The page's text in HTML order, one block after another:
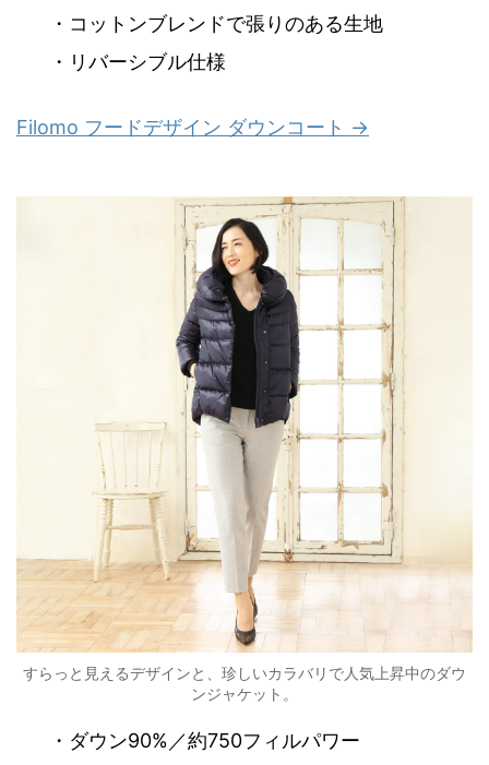
・コットンブレンドで張りのある生地
・リバーシブル仕様
Filomo フードデザイン ダウンコート →
すらっと見えるデザインと、珍しいカラバリで人気上昇中のダウ
ンジャケット。
・ダウン90%／約750フィルパワー